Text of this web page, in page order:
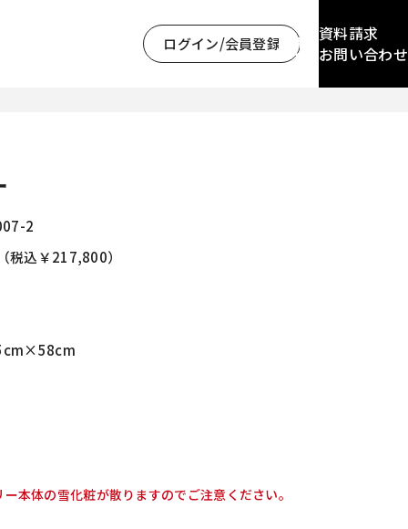
ログイン/会員登録
資料請求
お問い合わせ
2
税込￥217,800）
本体の雪化粧が散りますのでご注意ください。